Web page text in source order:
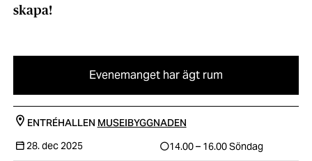
skapa!
Evenemanget har ägt rum
ENTRÉHALLEN MUSEIBYGGNADEN
28. dec 2025
14.00 – 16.00Söndag